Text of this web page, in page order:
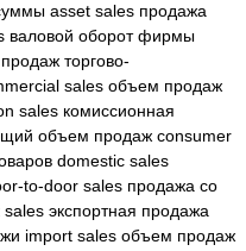
asset sales продажа
валовой оборот фирмы
торгово-
sales объем продаж
sales комиссионная
объем продаж consumer
domestic sales
to-door sales продажа со
sales экспортная продажа
import sales объем продаж